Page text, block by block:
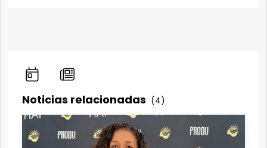
Noticias relacionadas (4)